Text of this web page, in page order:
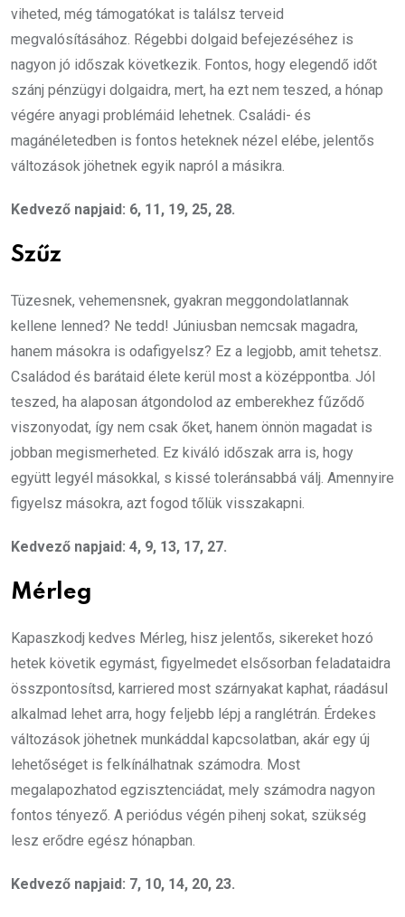
viheted, még támogatókat is találsz terveid
megvalósításához. Régebbi dolgaid befejezéséhez is
nagyon jó időszak következik. Fontos, hogy elegendő időt
szánj pénzügyi dolgaidra, mert, ha ezt nem teszed, a hónap
végére anyagi problémáid lehetnek. Családi- és
magánéletedben is fontos heteknek nézel elébe, jelentős
változások jöhetnek egyik napról a másikra.
Kedvező napjaid: 6, 11, 19, 25, 28.
Szűz
Tüzesnek, vehemensnek, gyakran meggondolatlannak
kellene lenned? Ne tedd! Júniusban nemcsak magadra,
hanem másokra is odafigyelsz? Ez a legjobb, amit tehetsz.
Családod és barátaid élete kerül most a középpontba. Jól
teszed, ha alaposan átgondolod az emberekhez fűződő
viszonyodat, így nem csak őket, hanem önnön magadat is
jobban megismerheted. Ez kiváló időszak arra is, hogy
együtt legyél másokkal, s kissé toleránsabbá válj. Amennyire
figyelsz másokra, azt fogod tőlük visszakapni.
Kedvező napjaid: 4, 9, 13, 17, 27.
Mérleg
Kapaszkodj kedves Mérleg, hisz jelentős, sikereket hozó
hetek követik egymást, figyelmedet elsősorban feladataidra
összpontosítsd, karriered most szárnyakat kaphat, ráadásul
alkalmad lehet arra, hogy feljebb lépj a ranglétrán. Érdekes
változások jöhetnek munkáddal kapcsolatban, akár egy új
lehetőséget is felkínálhatnak számodra. Most
megalapozhatod egzisztenciádat, mely számodra nagyon
fontos tényező. A periódus végén pihenj sokat, szükség
lesz erődre egész hónapban.
Kedvező napjaid: 7, 10, 14, 20, 23.